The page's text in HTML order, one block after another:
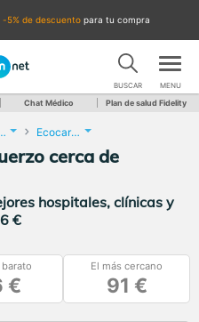
-5% de descuento para tu compra
BUSCAR MENU
Chat Médico Plan de salud Fidelity
Ecocardiografía de Esfuerzo
cerca de
hospitales, clínicas y
€
barato
€
El más cercano
91 €